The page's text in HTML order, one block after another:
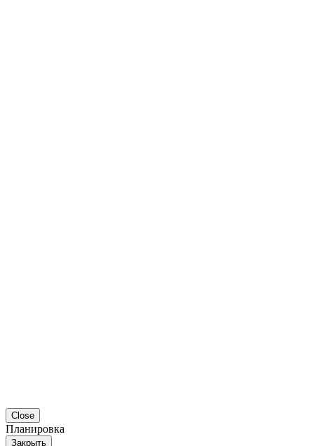
Close
Планировка
Закрыть